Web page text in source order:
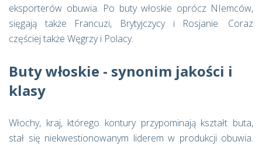
eksporterów obuwia. Po buty włoskie oprócz NIemców,
sięgają także Francuzi, Brytyjczycy i Rosjanie. Coraz
częściej także Węgrzy i Polacy.
Buty włoskie - synonim jakości i
klasy
Włochy, kraj, którego kontury przypominają kształt buta,
stał się niekwestionowanym liderem w produkcji obuwia.